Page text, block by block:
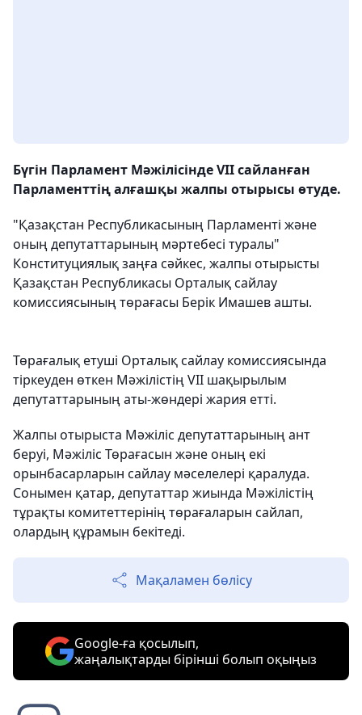
Бүгін Парламент Мәжілісінде VII сайланған
Парламенттің алғашқы жалпы отырысы өтуде.
"Қазақстан Республикасының Парламенті және
оның депутаттарының мәртебесі туралы"
Конституциялық заңға сәйкес, жалпы отырысты
Қазақстан Республикасы Орталық сайлау
комиссиясының төрағасы Берік Имашев ашты.
Төрағалық етуші Орталық сайлау комиссиясында
тіркеуден өткен Мәжілістің VII шақырылым
депутаттарының аты-жөндері жария етті.
Жалпы отырыста Мәжіліс депутаттарының ант
беруі, Мәжіліс Төрағасын және оның екі
орынбасарларын сайлау мәселелері қаралуда.
Сонымен қатар, депутаттар жиында Мәжілістің
тұрақты комитеттерінің төрағаларын сайлап,
олардың құрамын бекітеді.
Мақаламен бөлісу
Google-ға қосылып,
жаңалықтарды бірінші болып оқыңыз